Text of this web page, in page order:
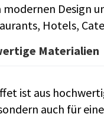
modernen Design
Hotels,
Materialien
ist aus
auch für